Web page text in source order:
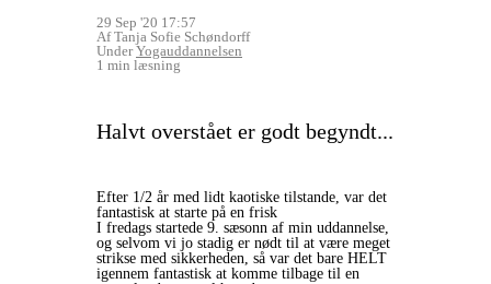
29 Sep '20 17:57
Af Tanja Sofie Schøndorff
UnderYogauddannelsen
1 min læsning
Halvt overstået er godt begyndt...
Efter 1/2 år med lidt kaotiske tilstande, var det
fantastisk at starte på en frisk
I fredags startede 9. sæsonn af min uddannelse,
og selvom vi jo stadig er nødt til at være meget
strikse med sikkerheden, så var det bare HELT
igennem fantastisk at komme tilbage til en